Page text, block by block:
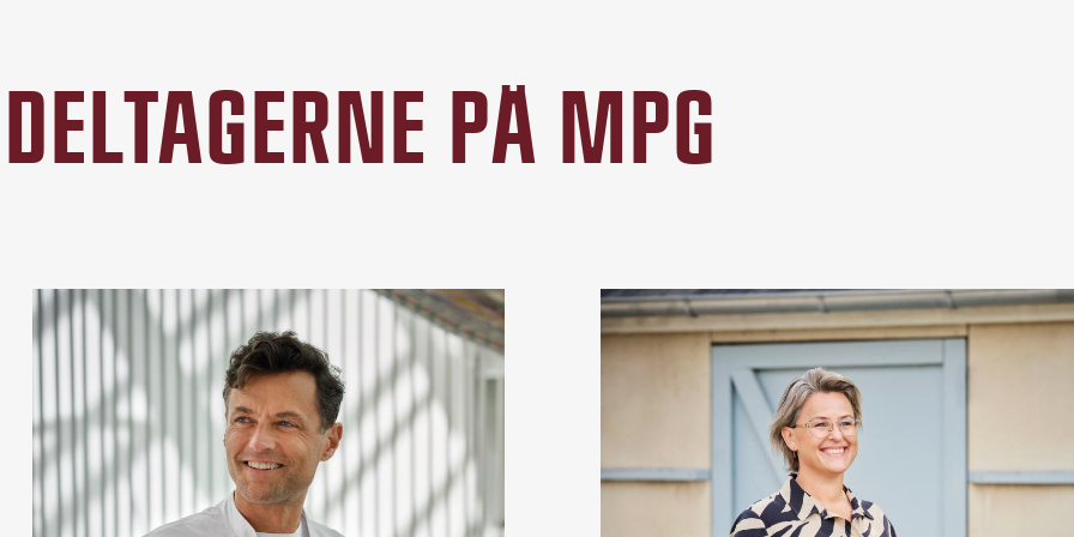
PÅ MPG